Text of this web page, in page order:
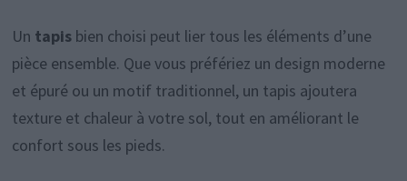
Un tapisbien choisi peut lier tous les éléments d’une
pièce ensemble. Que vous préfériez un design moderne
et épuré ou un motif traditionnel, un tapis ajoutera
texture et chaleur à votre sol, tout en améliorant le
confort sous les pieds.